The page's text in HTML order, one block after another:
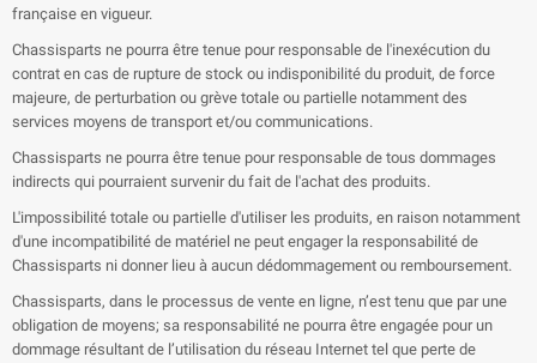
française en vigueur.
Chassisparts ne pourra être tenue pour responsable de l'inexécution du
contrat en cas de rupture de stock ou indisponibilité du produit, de force
majeure, de perturbation ou grève totale ou partielle notamment des
services moyens de transport et/ou communications.
Chassisparts ne pourra être tenue pour responsable de tous dommages
indirects qui pourraient survenir du fait de l'achat des produits.
L'impossibilité totale ou partielle d'utiliser les produits, en raison notamment
d'une incompatibilité de matériel ne peut engager la responsabilité de
Chassisparts ni donner lieu à aucun dédommagement ou remboursement.
Chassisparts, dans le processus de vente en ligne, n’est tenu que par une
obligation de moyens; sa responsabilité ne pourra être engagée pour un
dommage résultant de l’utilisation du réseau Internet tel que perte de